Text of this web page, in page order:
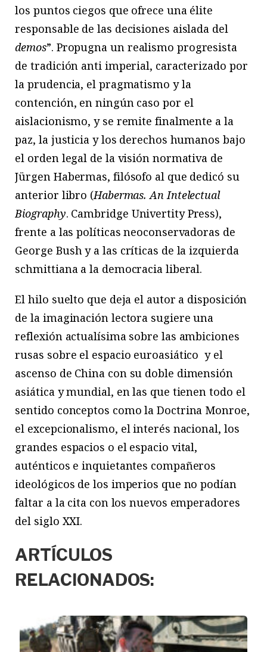
los puntos ciegos que ofrece una élite
responsable de las decisiones aislada del
demos”. Propugna un realismo progresista
de tradición anti imperial, caracterizado por
la prudencia, el pragmatismo y la
contención, en ningún caso por el
aislacionismo, y se remite finalmente a la
paz, la justicia y los derechos humanos bajo
el orden legal de la visión normativa de
Jürgen Habermas, filósofo al que dedicó su
anterior libro (Habermas. An Intelectual
Biography. Cambridge Univertity Press),
frente a las políticas neoconservadoras de
George Bush y a las críticas de la izquierda
schmittiana a la democracia liberal.
El hilo suelto que deja el autor a disposición
de la imaginación lectora sugiere una
reflexión actualísima sobre las ambiciones
rusas sobre el espacio euroasiático y el
ascenso de China con su doble dimensión
asiática y mundial, en las que tienen todo el
sentido conceptos como la Doctrina Monroe,
el excepcionalismo, el interés nacional, los
grandes espacios o el espacio vital,
auténticos e inquietantes compañeros
ideológicos de los imperios que no podían
faltar a la cita con los nuevos emperadores
del siglo XXI.
ARTÍCULOS
RELACIONADOS: